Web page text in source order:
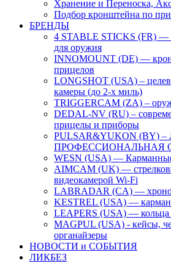
Хранение и Переноска,
Подбор кронштейна по
БРЕНДЫ
4 STABLE STICKS (FR) —
для оружия
INNOMOUNT (DE) —
прицелов
LONGSHOT (USA) –
камеры (до 2-х миль)
TRIGGERCAM (ZA) –
DEDAL-NV (RU) –
прицелы и приборы
PULSAR&YUKON (BY)
ПРОФЕССИОНАЛЬНАЯ
WESN (USA) —
AIMCAM (UK) —
видеокамерой Wi-Fi
LABRADAR (CA) —
KESTREL (USA) —
LEAPERS (USA) —
MAGPUL (USA) - кейсы,
органайзеры
НОВОСТИ и СОБЫТИЯ
ЛИКБЕЗ